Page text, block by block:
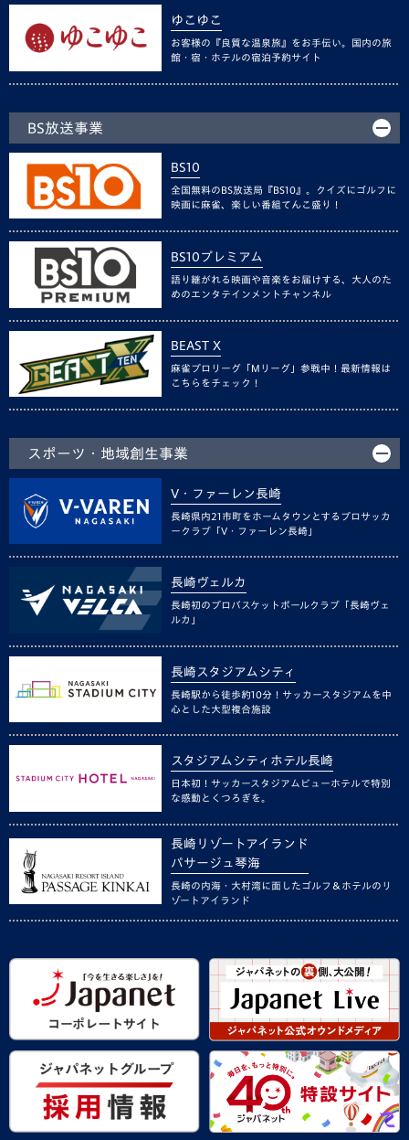
ゆこゆこ
お客様の『良質な温泉旅』をお手伝い。国内の旅
館・宿・ホテルの宿泊予約サイト
BS放送事業
BS10
全国無料のBS放送局『BS10』。クイズにゴルフに
映画に麻雀、楽しい番組てんこ盛り！
BS10プレミアム
語り継がれる映画や音楽をお届けする、大人のた
めのエンタテインメントチャンネル
BEAST X
麻雀プロリーグ「Mリーグ」参戦中！最新情報は
こちらをチェック！
スポーツ・地域創生事業
V・ファーレン長崎
長崎県内21市町をホームタウンとするプロサッカ
ークラブ「V・ファーレン長崎」
長崎ヴェルカ
長崎初のプロバスケットボールクラブ「長崎ヴェ
ルカ」
長崎スタジアムシティ
長崎駅から徒歩約10分！サッカースタジアムを中
心とした大型複合施設
スタジアムシティホテル長崎
日本初！サッカースタジアムビューホテルで特別
な感動とくつろぎを。
長崎リゾートアイランド
パサージュ琴海
長崎の内海・大村湾に面したゴルフ＆ホテルのリ
ゾートアイランド